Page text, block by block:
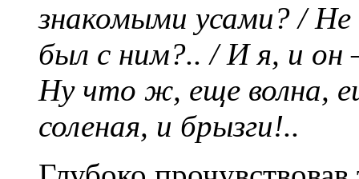
знакомыми усами? /
был с ним?.. / И я, и он
Ну что ж, еще волна,
соленая, и брызги!..